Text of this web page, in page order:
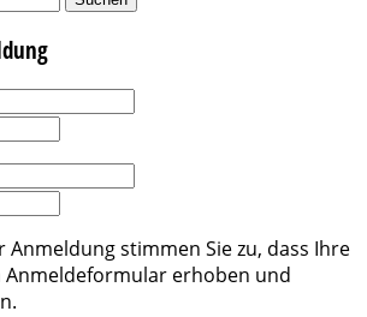
stimmen Sie zu, dass Ihre
Anmeldeformular erhoben und